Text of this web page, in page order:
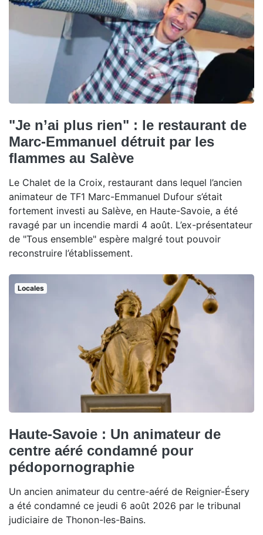
"Je n’ai plus rien" : le restaurant de
Marc-Emmanuel détruit par les
flammes au Salève
Le Chalet de la Croix, restaurant dans lequel l’ancien
animateur de TF1 Marc-Emmanuel Dufour s’était
fortement investi au Salève, en Haute-Savoie, a été
ravagé par un incendie mardi 4 août. L’ex-présentateur
de "Tous ensemble" espère malgré tout pouvoir
reconstruire l’établissement.
Locales
Haute-Savoie : Un animateur de
centre aéré condamné pour
pédopornographie
Un ancien animateur du centre-aéré de Reignier-Ésery
a été condamné ce jeudi 6 août 2026 par le tribunal
judiciaire de Thonon-les-Bains.